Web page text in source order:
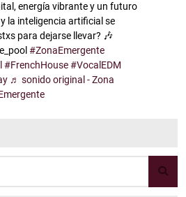
energía vibrante y un futuro
la inteligencia artificial se
para dejarse llevar? 🎶
#ZonaEmergente
#FrenchHouse #VocalEDM
♬ sonido original - Zona